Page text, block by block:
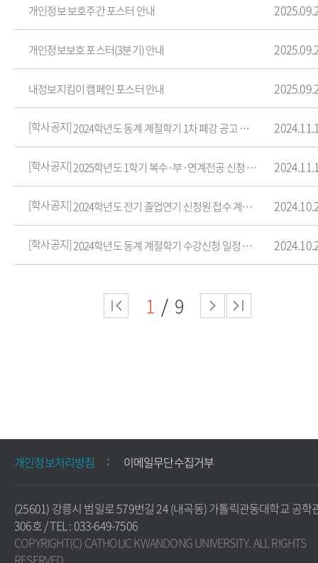
개인정보 보호주간 포스터 안내
개인정보보호 포스터(3분기) 안내
내정보지킴이 캠페인 포스터 안내
[학사공지] 2024학년도 동계 계절학기 1차 폐강 공고 및 수강변경 일정 안내
[학사공지] 2025학년도 1학기 복수·부·연계전공 신청 접수 안내
[학사공지] 2024학년도 전기 졸업연기 신청원 접수 계획 안내
[학사공지] 2024학년도 동계 계절학기 수강신청 일정 안내
1 9
개인정보처리방침 이메일무단수집거부
(25601) 강릉시 범일로 579번길 24 (내곡동) 가톨릭관동대학교 공학
306호 / TEL : 033-649-7506
COPYRIGHT(C) CATHOLIC KWANDONG UNIVERSITY. ALL RIGHTS
RESERVED.